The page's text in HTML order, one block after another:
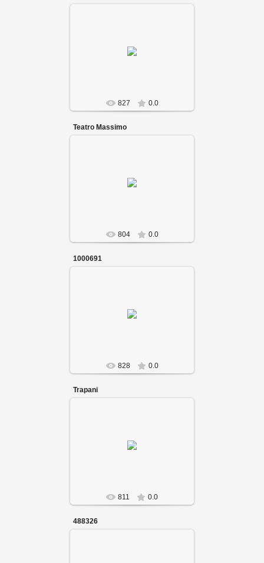
827 0.0
Teatro Massimo
804 0.0
1000691
828 0.0
Trapani
811 0.0
488326